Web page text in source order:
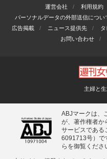
運営会社 利用規約
パーソナルデータの外部送信につい
広告掲載
ニュース提供先 タ
お問い合わせ
主婦と
ABJマークは、
が、著作権者か
サービスである
6091713号）で
らを御覧くださ